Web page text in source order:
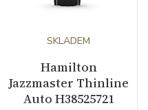
SKLADEM
Hamilton
Jazzmaster Thinline
Auto H38525721